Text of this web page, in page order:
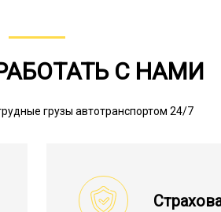
С НАМИ
грузы автотранспортом 24/7